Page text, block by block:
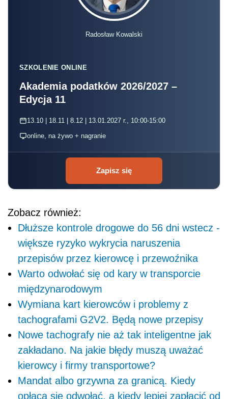
Radosław Kowalski
SZKOLENIE ONLINE
Akademia podatków 2026/2027 –
Edycja 11
13.10 | 18.11 | 8.12 | 13.01.2027 r., 10:00-15:00
online, na żywo + nagranie
Zapisz się
Zobacz również:
Dłuższe kontrole drogowe do 56 dni wstecz -
większe ryzyko wykrycia naruszenia
przepisów przez kierowcę i przewoźnika
Warto odwołać się od kary w transporcie
międzynarodowym
Wymiana kart kierowców i problemy z
tachografami G2V2. Będą nowe przepisy
Nowe tachografy nie aż tak inteligentne jak
zakładano. Na jakie błędy muszą uważać
kierowcy i firmy transportowe?
Mandat albo grzywna za granicą. Kiedy
opłaca się odwołać, a kiedy lepiej zapłacić od